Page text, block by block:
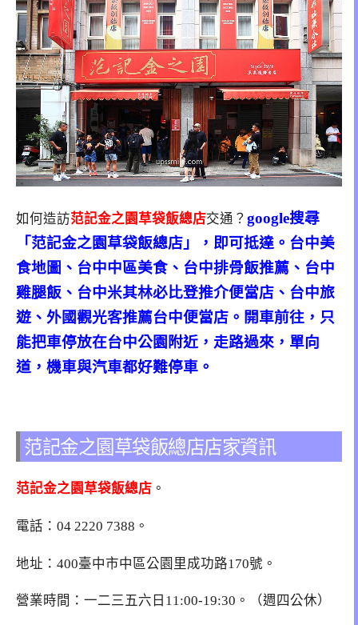
如何造訪范記金之園草袋飯總店交通？ google搜尋
「范記金之園草袋飯總店」，即可抵達。台中美
食地圖、台中中區美食、台中排骨飯推薦、台中
雞腿飯、台中米其林必比登推介便當店、台中旅
遊、外國觀光客推薦台中便當店。開車前往，只
能把車停放在台中公園附近，走路過來，單向
道，機車與汽車都好難停車。
范記金之園草袋飯總店店家資訊
范記金之園草袋飯總店 。
電話： 04 2220 7388 。
地址：400臺中市中區公園里成功路170號。
營業時間：一二三五六日11:00-19:30。（週四公休）